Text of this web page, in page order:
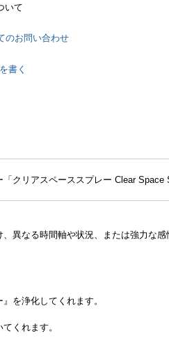
いて
のお問い合わせ
書く
クリアスペーススプレー Clear Space
異なる時間軸や状況、または強力な
を浄化してくれます。
くれます。